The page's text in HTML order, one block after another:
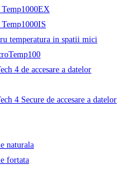
temperatura in spatii mici
4 de accesare a datelor
4 Secure de accesare a datelor
naturala
fortata